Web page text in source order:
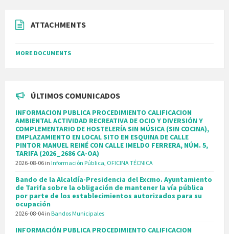
ATTACHMENTS
MORE DOCUMENTS
ÚLTIMOS COMUNICADOS
INFORMACION PUBLICA PROCEDIMIENTO CALIFICACION
AMBIENTAL ACTIVIDAD RECREATIVA DE OCIO Y DIVERSIÓN Y
COMPLEMENTARIO DE HOSTELERÍA SIN MÚSICA (SIN COCINA),
EMPLAZAMIENTO EN LOCAL SITO EN ESQUINA DE CALLE
PINTOR MANUEL REINÉ CON CALLE IMELDO FERRERA, NÚM. 5,
TARIFA (2026_2686 CA-OA)
2026-08-06 in Información Pública OFICINA TÉCNICA
Bando de la Alcaldía-Presidencia del Excmo. Ayuntamiento
de Tarifa sobre la obligación de mantener la vía pública
por parte de los establecimientos autorizados para su
ocupación
2026-08-04 in Bandos Municipales
INFORMACIÓN PUBLICA PROCEDIMIENTO CALIFICACION